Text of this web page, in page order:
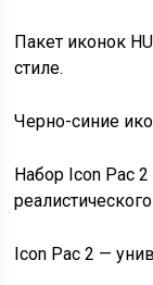
Пакет иконок
стиле.
Черно-синие
Набор Icon Pac
Icon Pac 2 —